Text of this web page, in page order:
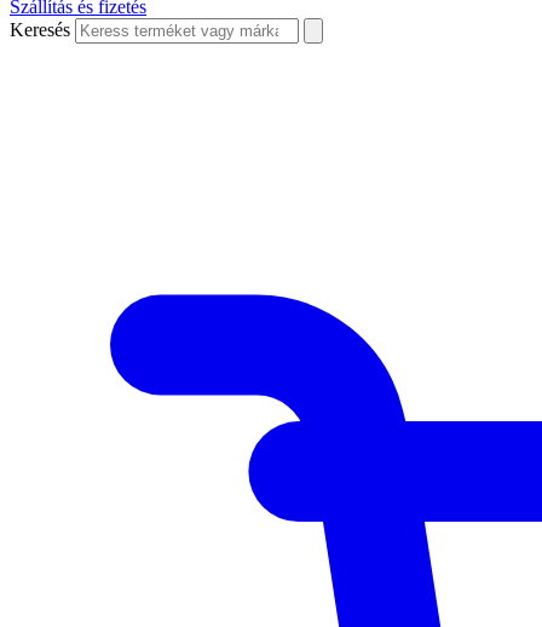
Szállítás és fizetés
Keresés